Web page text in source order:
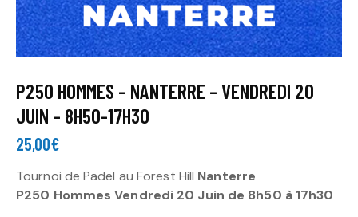
P250 HOMMES – NANTERRE – VENDREDI 20
JUIN – 8H50-17H30
25,00€
Tournoi de Padel au Forest Hill Nanterre
P250 Hommes Vendredi 20 Juin de 8h50 à 17h30